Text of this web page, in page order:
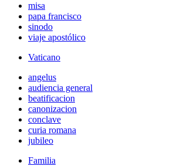
misa
papa francisco
sinodo
viaje apostólico
Vaticano
angelus
audiencia general
beatificacion
canonizacion
conclave
curia romana
jubileo
Familia